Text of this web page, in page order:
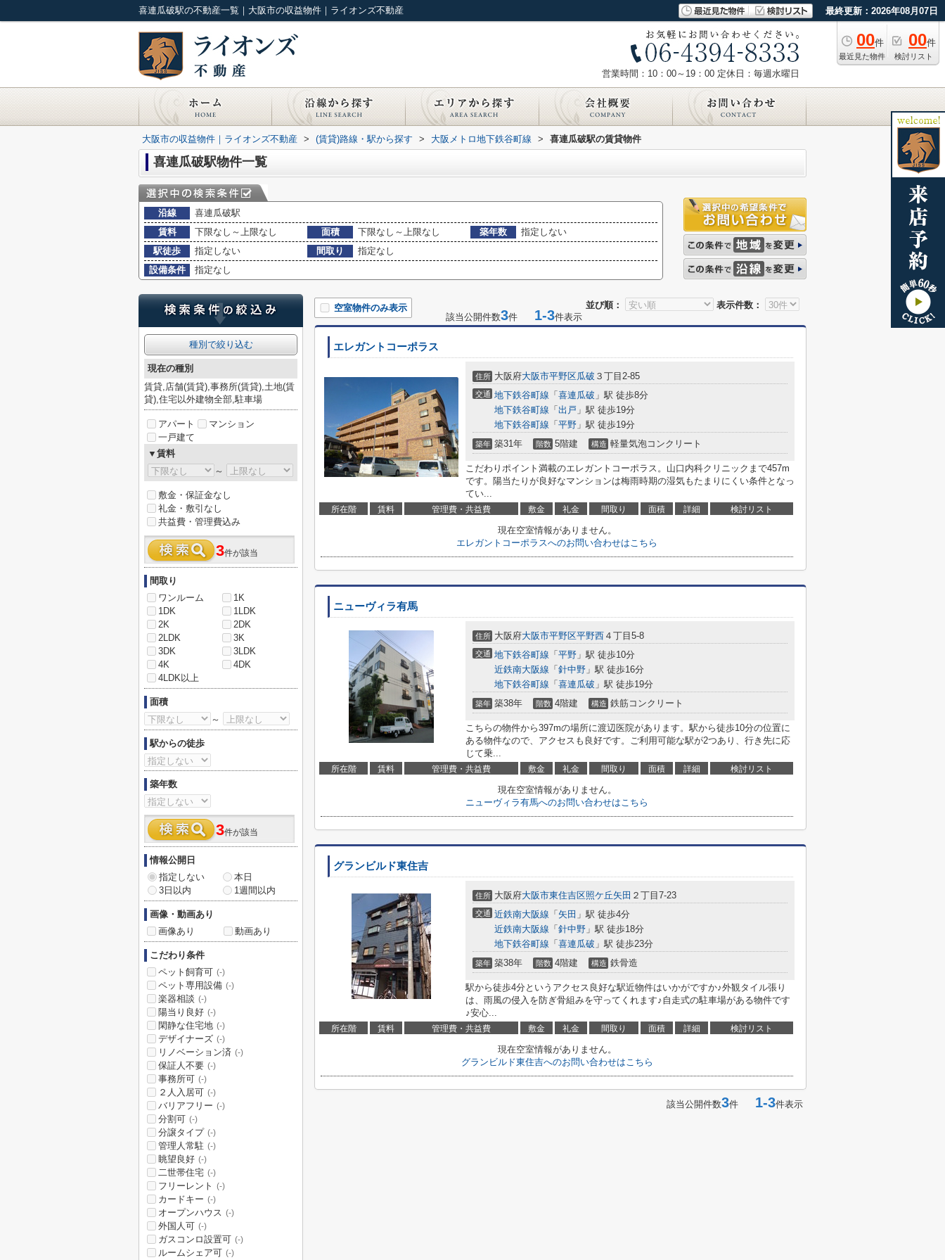
喜連瓜破駅の不動産一覧｜大阪市の収益物件｜ライオンズ不動産 最終更新：2026年08月07日
00件
最近見た物件
00件
検討リスト
営業時間：10：00～19：00 定休日：毎週水曜日
大阪市の収益物件｜ライオンズ不動産 > (賃貸)路線・駅から探す > 大阪メトロ地下鉄谷町線 > 喜連瓜破駅の賃貸物件
喜連瓜破駅物件一覧
沿線
喜連瓜破駅
賃料
下限なし～上限なし 面積 下限なし～上限なし 築年数
指定しない
駅徒歩
指定しない 間取り
指定なし
設備条件
指定なし
並び順： 表示件数：
空室物件のみ表示
該当公開件数3件 1-3件表示
エレガントコーポラス
住所 大阪府大阪市平野区瓜破 ３丁目2-85
交通 地下鉄谷町線 「 喜連瓜破 」駅 徒歩8分
地下鉄谷町線 「 出戸 」駅 徒歩19分
地下鉄谷町線 「 平野 」駅 徒歩19分
築年 築31年 階数 5階建 構造 軽量気泡コンクリート
こだわりポイント満載のエレガントコーポラス。山口内科クリニックまで457m
です。陽当たりが良好なマンションは梅雨時期の湿気もたまりにくい条件となっ
てい...
所在階 賃料 管理費・共益費 敷金 礼金 間取り 面積 詳細 検討リスト
現在空室情報がありません。
エレガントコーポラスへのお問い合わせはこちら
ニューヴィラ有馬
住所 大阪府大阪市平野区平野西 ４丁目5-8
交通 地下鉄谷町線 「 平野 」駅 徒歩10分
近鉄南大阪線 「 針中野 」駅 徒歩16分
地下鉄谷町線 「 喜連瓜破 」駅 徒歩19分
築年 築38年 階数 4階建 構造 鉄筋コンクリート
こちらの物件から397mの場所に渡辺医院があります。駅から徒歩10分の位置に
ある物件なので、アクセスも良好です。ご利用可能な駅が2つあり、行き先に応
じて乗...
所在階 賃料 管理費・共益費 敷金 礼金 間取り 面積 詳細 検討リスト
現在空室情報がありません。
ニューヴィラ有馬へのお問い合わせはこちら
グランビルド東住吉
住所 大阪府大阪市東住吉区照ケ丘矢田 ２丁目7-23
交通 近鉄南大阪線 「 矢田 」駅 徒歩4分
近鉄南大阪線 「 針中野 」駅 徒歩18分
地下鉄谷町線 「 喜連瓜破 」駅 徒歩23分
築年 築38年 階数 4階建 構造 鉄骨造
駅から徒歩4分というアクセス良好な駅近物件はいかがですか♪外観タイル張り
は、雨風の侵入を防ぎ骨組みを守ってくれます♪自走式の駐車場がある物件です
♪安心...
所在階 賃料 管理費・共益費 敷金 礼金 間取り 面積 詳細 検討リスト
現在空室情報がありません。
グランビルド東住吉へのお問い合わせはこちら
該当公開件数3件 1-3件表示
種別で絞り込む
現在の種別
賃貸,店舗(賃貸),事務所(賃貸),土地(賃
貸),住宅以外建物全部,駐車場
アパート
マンション
一戸建て
▼賃料
～
敷金・保証金なし
礼金・敷引なし
共益費・管理費込み
3件が該当
間取り
ワンルーム
1K
1DK
1LDK
2K
2DK
2LDK
3K
3DK
3LDK
4K
4DK
4LDK以上
面積
～
駅からの徒歩
築年数
3件が該当
情報公開日
指定しない
本日
3日以内
1週間以内
画像・動画あり
画像あり
動画あり
こだわり条件
ペット飼育可 (-)
ペット専用設備 (-)
楽器相談 (-)
陽当り良好 (-)
閑静な住宅地 (-)
デザイナーズ (-)
リノベーション済 (-)
保証人不要 (-)
事務所可 (-)
２人入居可 (-)
バリアフリー (-)
分割可 (-)
分譲タイプ (-)
管理人常駐 (-)
眺望良好 (-)
二世帯住宅 (-)
フリーレント (-)
カードキー (-)
オープンハウス (-)
外国人可 (-)
ガスコンロ設置可 (-)
ルームシェア可 (-)